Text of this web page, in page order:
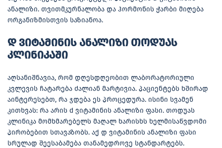
ანალიზი. თვითმკურნალობა და ჰორმონის ჭარბი მიღება
ორგანიზმისთვის საზიანოა.
დ ვიტამინის ანალიზი თოდუას
კლინიკაში
აღსანიშნავია, რომ დღესდღეობით ლაბორატორიული
კვლევის ჩატარება ძალიან მარტივია. პაციენტებს ხშირად
აინტერესებთ, რა ჯდება ეს პროცედურა. ისინი სვამენ
კითხვას: რა არის d ვიტამინის ანალიზი ფასი. თოდუას
კლინიკა მომხმარებელს მაღალ ხარისხს ხელმისაწვდომი
პირობებით სთავაზობს. აქ დ ვიტამინის ანალიზი ფასი
სრულად შეესაბამება თანამედროვე სტანდარტებს.